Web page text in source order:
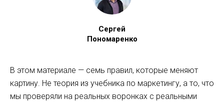
Сергей
Пономаренко
В этом материале — семь правил, которые меняют
картину. Не теория из учебника по маркетингу, а то, что
мы проверяли на реальных воронках с реальными